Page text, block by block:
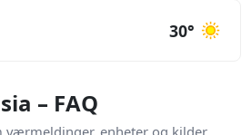
30°
– FAQ
værmeldinger, enheter og kilder